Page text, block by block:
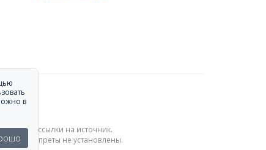
ссылки на источник.
и запреты не установлены.
в